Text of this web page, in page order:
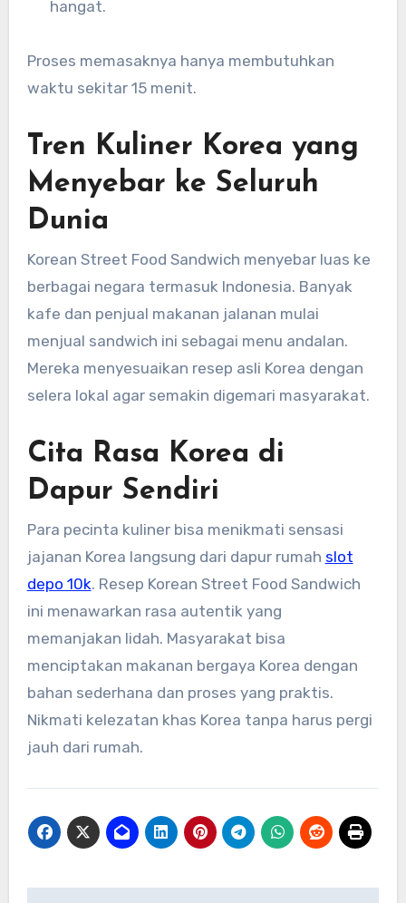
hangat.
Proses memasaknya hanya membutuhkan
waktu sekitar 15 menit.
Tren Kuliner Korea yang
Menyebar ke Seluruh
Dunia
Korean Street Food Sandwich menyebar luas ke
berbagai negara termasuk Indonesia. Banyak
kafe dan penjual makanan jalanan mulai
menjual sandwich ini sebagai menu andalan.
Mereka menyesuaikan resep asli Korea dengan
selera lokal agar semakin digemari masyarakat.
Cita Rasa Korea di
Dapur Sendiri
Para pecinta kuliner bisa menikmati sensasi
jajanan Korea langsung dari dapur rumah slot
depo 10k. Resep Korean Street Food Sandwich
ini menawarkan rasa autentik yang
memanjakan lidah. Masyarakat bisa
menciptakan makanan bergaya Korea dengan
bahan sederhana dan proses yang praktis.
Nikmati kelezatan khas Korea tanpa harus pergi
jauh dari rumah.